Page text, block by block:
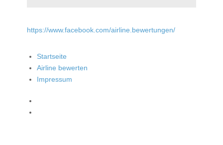
https://www.facebook.com/airline.bewertungen/
Startseite
Airline bewerten
Impressum